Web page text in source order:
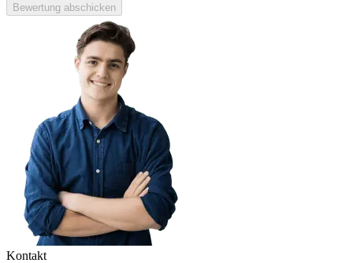
Bewertung abschicken
Kontakt